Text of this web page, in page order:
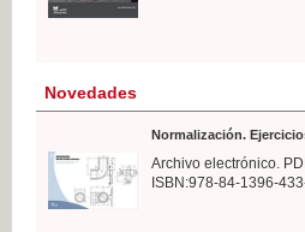
Novedades
Normalización.
Archivo electrónico.
ISBN:978-84-1396-